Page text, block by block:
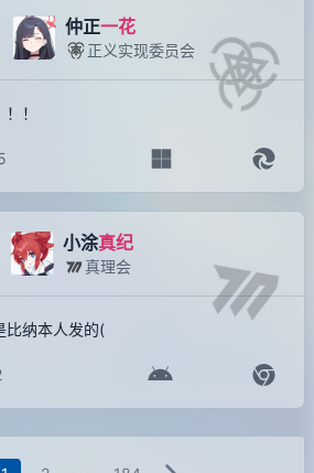
仲正一花
正义实现委员会
！
小涂真纪
真理会
比纳本人发的(